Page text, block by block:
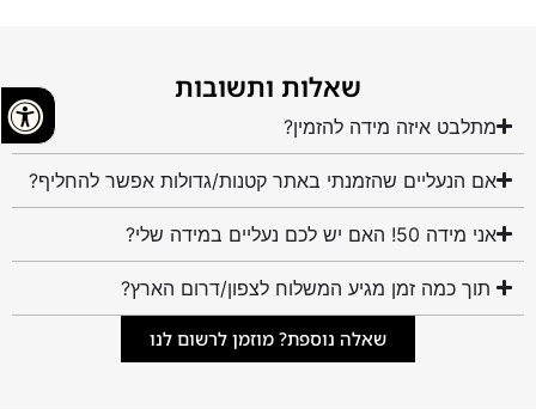
שאלות ותשובות
מתלבט איזה מידה להזמין?
אם הנעליים שהזמנתי באתר קטנות/גדולות אפשר להחליף?
אני מידה 50! האם יש לכם נעליים במידה שלי?
תוך כמה זמן מגיע המשלוח לצפון/דרום הארץ?
שאלה נוספת? מוזמן לרשום לנו